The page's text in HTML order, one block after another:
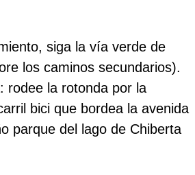
siga la vía verde de
los caminos secundarios).
rodee la rotonda por la
bici que bordea la avenida
parque del lago de Chiberta